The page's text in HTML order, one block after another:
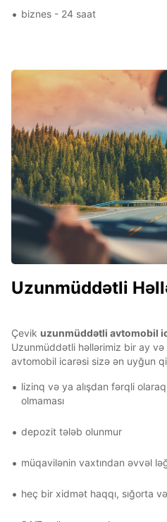
biznes - 24 saat
Uzunmüddətli
Çevik uzunmüddətli avtomobil
Uzunmüddətli həllərimiz bir ay
avtomobil icarəsi sizə ən uyğun
lizinq və ya alışdan fərqli
olmaması
depozit tələb olunmur
müqavilənin vaxtından əvvəl
heç bir xidmət haqqı, sığorta